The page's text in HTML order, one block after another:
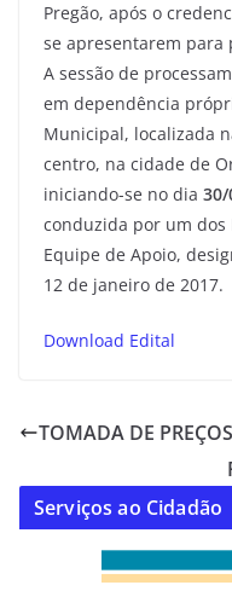
Pregão, após o
se apresentarem
A sessão de
em dependência
Municipal, localizada
centro, na cidade de
iniciando-se no dia 30/
conduzida por um dos
Equipe de Apoio,
12 de janeiro de 2017.
Download Edital
TOMADA DE
Serviços ao Cidadão